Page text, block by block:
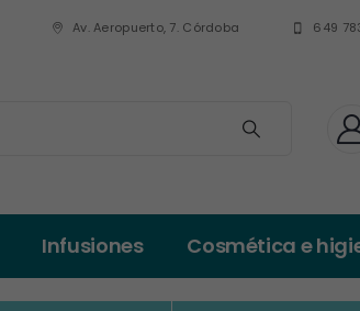
Av. Aeropuerto, 7. Córdoba 649
Infusiones Cosmética e